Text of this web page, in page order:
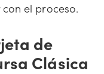
el proceso.
de
Clásica